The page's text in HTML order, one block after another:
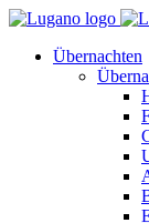
Übernachten